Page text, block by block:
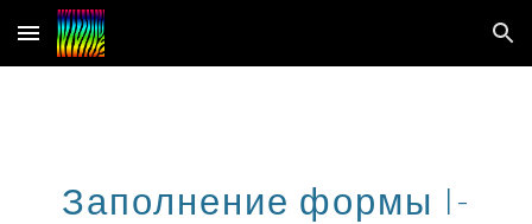
Skip to main content Skip to navigation
Заполнение формы I-